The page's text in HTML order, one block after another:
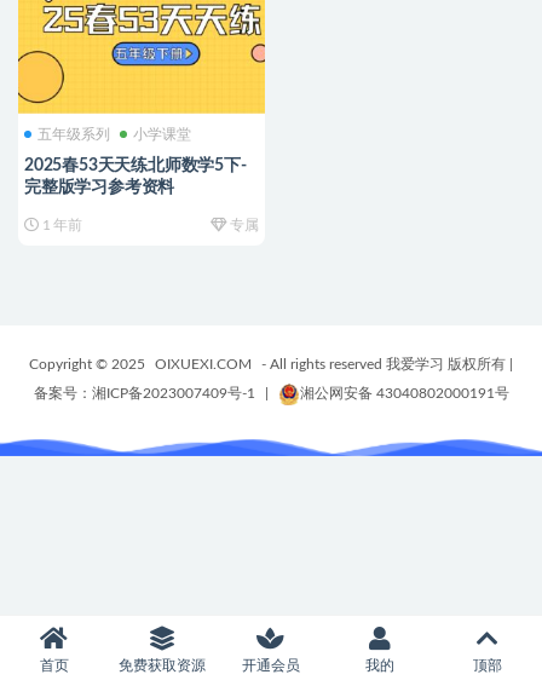
五年级系列 小学课堂
2025春53天天练北师数学5下-
完整版学习参考资料
1 年前 专属
Copyright © 2025 OIXUEXI.COM - All rights reserved 我爱学习 版权所有
备案号：湘ICP备2023007409号-1
湘公网安备 43040802000191号
首页 免费获取资源 开通会员 我的 顶部